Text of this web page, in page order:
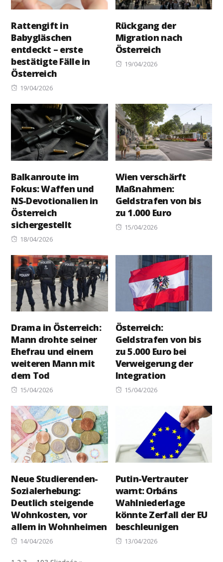
Rattengift in
Babygläschen
entdeckt – erste
bestätigte Fälle in
Österreich
Posted
19/04/2026
Rückgang der
Migration nach
Österreich
Posted
19/04/2026
Balkanroute im
Fokus: Waffen und
NS-Devotionalien in
Österreich
sichergestellt
Posted
18/04/2026
Wien verschärft
Maßnahmen:
Geldstrafen von bis
zu 1.000 Euro
Posted
15/04/2026
Drama in Österreich:
Mann drohte seiner
Ehefrau und einem
weiteren Mann mit
dem Tod
Posted
15/04/2026
Österreich:
Geldstrafen von bis
zu 5.000 Euro bei
Verweigerung der
Integration
Posted
15/04/2026
Neue Studierenden-
Sozialerhebung:
Deutlich steigende
Wohnkosten, vor
allem in Wohnheimen
Posted
14/04/2026
Putin-Vertrauter
warnt: Orbáns
Wahlniederlage
könnte Zerfall der EU
beschleunigen
Posted
13/04/2026